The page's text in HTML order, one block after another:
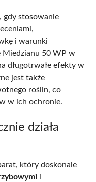
gdy stosowanie
i warunki
Miedzianu 50 WP w
długotrwałe efekty w
jest także
roślin, co
w ich ochronie.
działa
który doskonale
i